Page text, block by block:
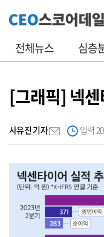
전체뉴스 심층
[그래픽] 넥
사유진 기자 입력